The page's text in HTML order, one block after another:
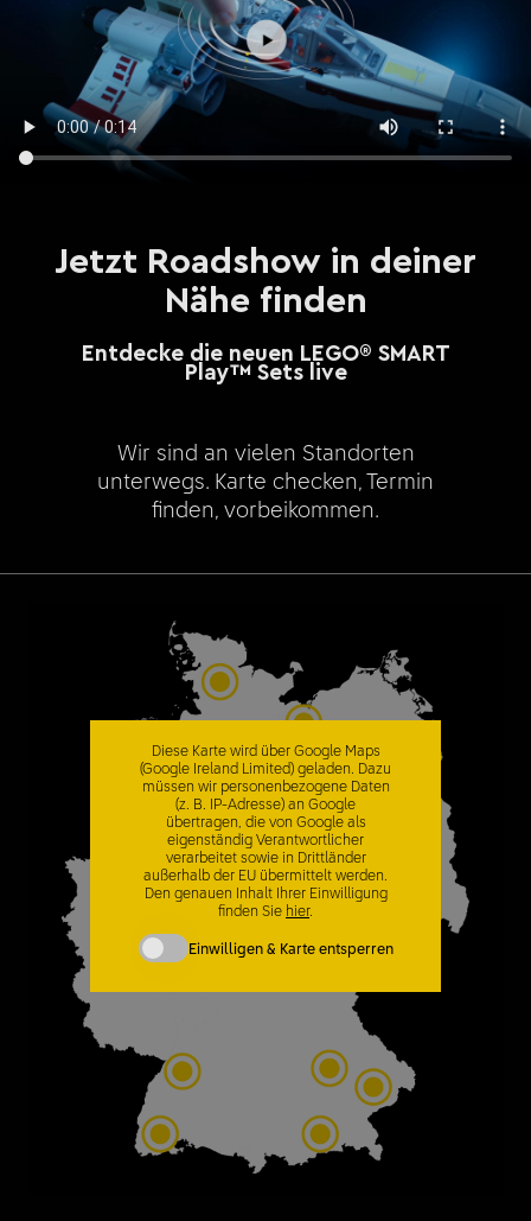
Jetzt Roadshow in deiner
Nähe finden
Entdecke die neuen LEGO® SMART
Play™ Sets live
Wir sind an vielen Standorten
unterwegs. Karte checken, Termin
finden, vorbeikommen.
Diese Karte wird über Google Maps
(Google Ireland Limited) geladen. Dazu
müssen wir personenbezogene Daten
(z. B. IP-Adresse) an Google
übertragen, die von Google als
eigenständig Verantwortlicher
verarbeitet sowie in Drittländer
außerhalb der EU übermittelt werden.
Den genauen Inhalt Ihrer Einwilligung
finden Sie hier.
Einwilligen & Karte entsperren